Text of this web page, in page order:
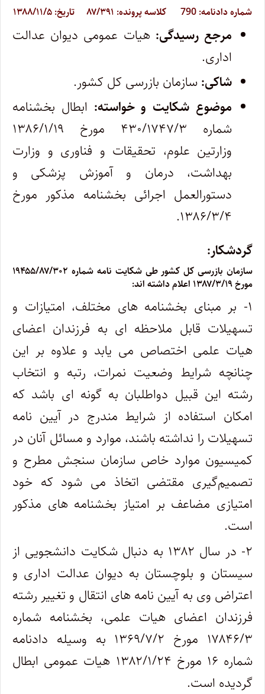
شماره دادنامه: کلاسه پرونده:
مرجع رسیدگی: هیات عمومی دیوان عدالت
اداری.
شاکی: سازمان بازرسی کل کشور.
موضوع شکایت و خواسته: ابطال بخشنامه
شماره ۴۳۰/۱۷۴۷/۳ مورخ ۱۳۸۶/۱/۱۹
وزارتین علوم، تحقیقات و فناوری و وزارت
بهداشت، درمان و آموزش پزشکی و
دستورالعمل اجرائی بخشنامه مذکور مورخ
۱۳۸۶/۳/۴.
گردشکار:
سازمان بازرسی کل کشور طی شکایت ‎نامه شماره ۱۹۴۵۵/۸۷/۳۰۲
مورخ ۱۳۸۷/۳/۱۹ اعلام داشته ‎اند:
۱- بر مبنای بخشنامه های مختلف، امتیازات و
تسهیلات قابل ملاحظه ‎ای به فرزندان اعضای
هیات علمی اختصاص می یابد و علاوه بر این
چنانچه شرایط وضعیت نمرات، رتبه و انتخاب
رشته این قبیل دواطلبان به گونه‎ ای باشد که
امکان استفاده از شرایط مندرج در آیین نامه
تسهیلات را نداشته باشند، موارد و مسائل آنان در
کمیسیون موارد خاص سازمان سنجش مطرح و
تصمیم‌گیری مقتضی اتخاذ می شود که خود
امتیازی مضاعف بر امتیاز بخشنامه های مذکور
است.
۲- در سال ۱۳۸۲ به دنبال شکایت دانشجویی از
سیستان و بلوچستان به دیوان عدالت اداری و
اعتراض وی به آیین نامه های انتقال و تغییر رشته
فرزندان اعضای هیات علمی، بخشنامه شماره
۱۷۸۴۶/۳ مورخ ۱۳۶۹/۷/۲ به وسیله دادنامه
شماره ۱۶ مورخ ۱۳۸۲/۱/۲۴ هیات عمومی ابطال
گردیده است.